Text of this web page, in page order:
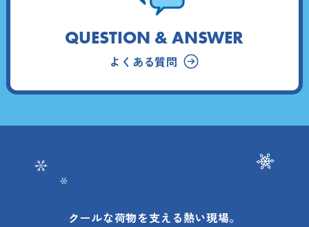
QUESTION & ANSWER
よくある質問
クールな荷物を支える熱い現場。